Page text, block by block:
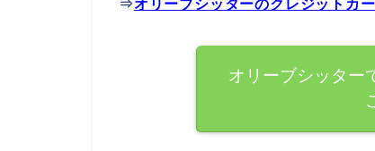
⇒オリーブシッターのクレジットカ
オリーブシッター